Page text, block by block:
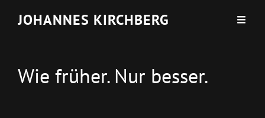
JOHANNES KIRCHBERG
Wie früher. Nur besser.